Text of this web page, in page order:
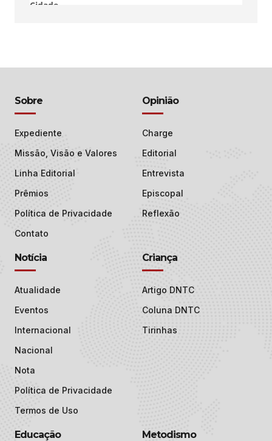
Sobre
Expediente
Missão, Visão e Valores
Linha Editorial
Prêmios
Política de Privacidade
Contato
Opinião
Charge
Editorial
Entrevista
Episcopal
Reflexão
Notícia
Atualidade
Eventos
Internacional
Nacional
Nota
Política de Privacidade
Termos de Uso
Criança
Artigo DNTC
Coluna DNTC
Tirinhas
Educação Metodismo